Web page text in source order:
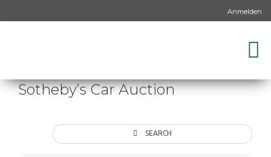
Anmelden
Sotheby’s Car Auction
SEARCH